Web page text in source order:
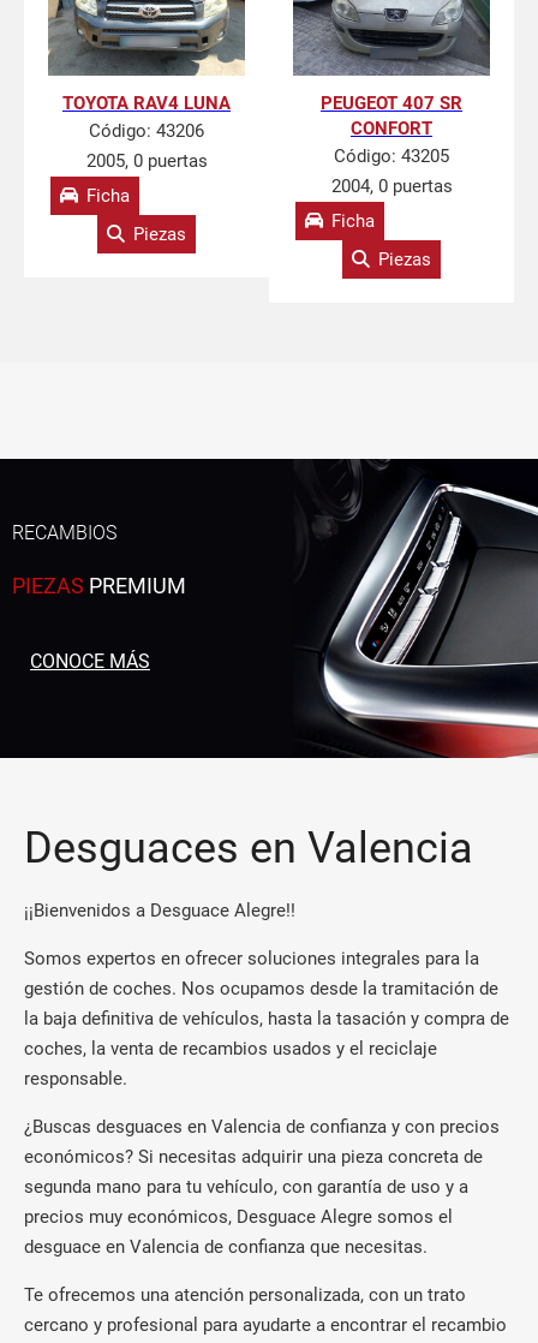
TOYOTA RAV4 LUNA
Código: 43206
2005, 0 puertas
Ficha
Piezas
PEUGEOT 407 SR
CONFORT
Código: 43205
2004, 0 puertas
Ficha
Piezas
RECAMBIOS
PIEZAS PREMIUM
CONOCE MÁS
Desguaces en Valencia
¡¡Bienvenidos a Desguace Alegre!!
Somos expertos en ofrecer soluciones integrales para la
gestión de coches. Nos ocupamos desde la tramitación de
la baja definitiva de vehículos, hasta la tasación y compra de
coches, la venta de recambios usados y el reciclaje
responsable.
¿Buscas desguaces en Valencia de confianza y con precios
económicos? Si necesitas adquirir una pieza concreta de
segunda mano para tu vehículo, con garantía de uso y a
precios muy económicos, Desguace Alegre somos el
desguace en Valencia de confianza que necesitas.
Te ofrecemos una atención personalizada, con un trato
cercano y profesional para ayudarte a encontrar el recambio